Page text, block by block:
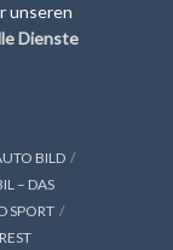
unseren
Dienste
BILD
– DAS
SPORT